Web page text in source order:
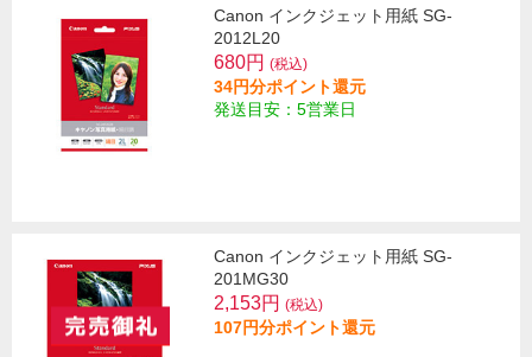
Canon インクジェット用紙 SG-
2012L20
680円 (税込)
34円分ポイント還元
発送目安：5営業日
Canon インクジェット用紙 SG-
201MG30
2,153円 (税込)
107円分ポイント還元